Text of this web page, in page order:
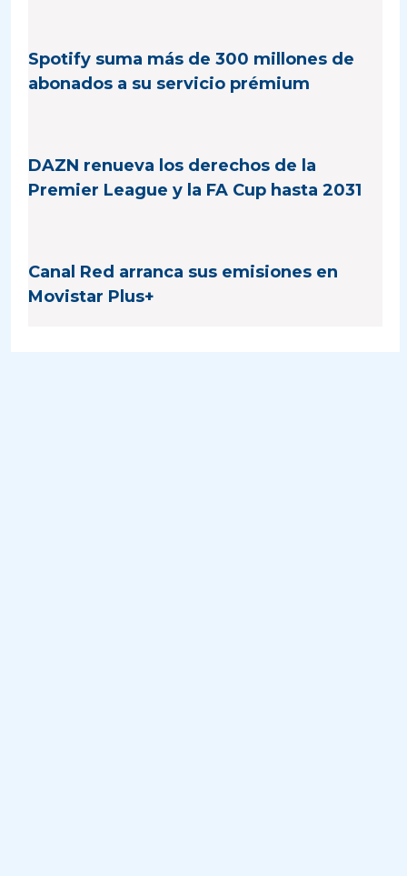
Spotify suma más de 300 millones de
abonados a su servicio prémium
DAZN renueva los derechos de la
Premier League y la FA Cup hasta 2031
Canal Red arranca sus emisiones en
Movistar Plus+